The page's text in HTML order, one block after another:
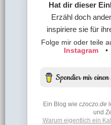
Hat dir dieser
Erzähl doch
inspiriere sie für
Folge mir oder teile
Instagram
•
Ein Blog wie czoczo.de
und
Warum eigentlich ein